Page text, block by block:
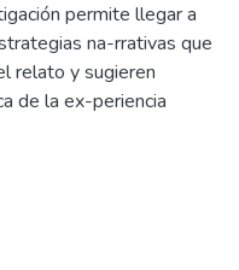
permite llegar a
na-rrativas que
relato y sugieren
de la ex-periencia